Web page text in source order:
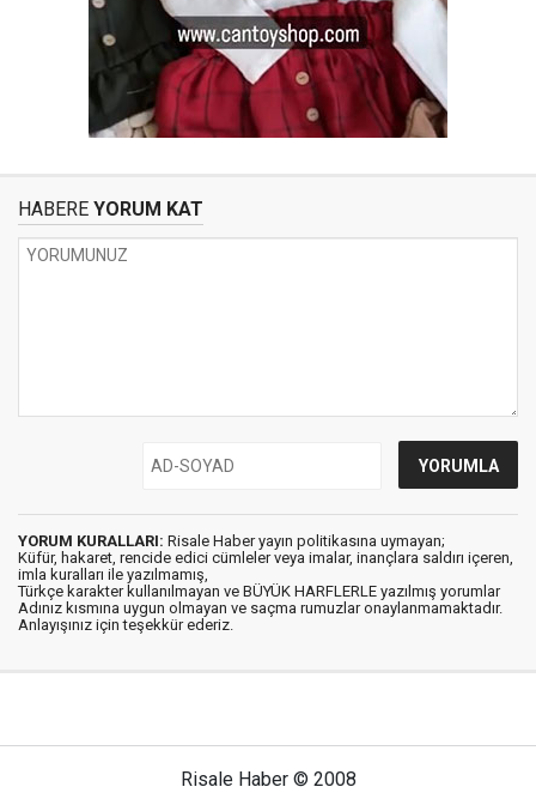
HABERE YORUM KAT
YORUM KURALLARI: Risale Haber yayın politikasına uymayan;
Küfür, hakaret, rencide edici cümleler veya imalar, inançlara saldırı içeren,
imla kuralları ile yazılmamış,
Türkçe karakter kullanılmayan ve BÜYÜK HARFLERLE yazılmış yorumlar
Adınız kısmına uygun olmayan ve saçma rumuzlar onaylanmamaktadır.
Anlayışınız için teşekkür ederiz.
Risale Haber © 2008